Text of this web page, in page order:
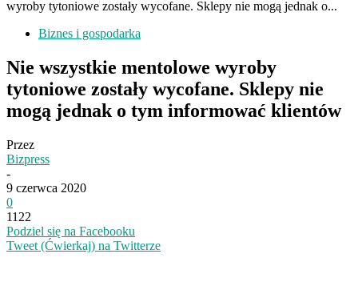
wyroby tytoniowe zostały wycofane. Sklepy nie mogą jednak o...
Biznes i gospodarka
Nie wszystkie mentolowe wyroby
tytoniowe zostały wycofane. Sklepy nie
mogą jednak o tym informować klientów
Przez
Bizpress
-
9 czerwca 2020
0
1122
Podziel się na Facebooku
Tweet (Ćwierkaj) na Twitterze